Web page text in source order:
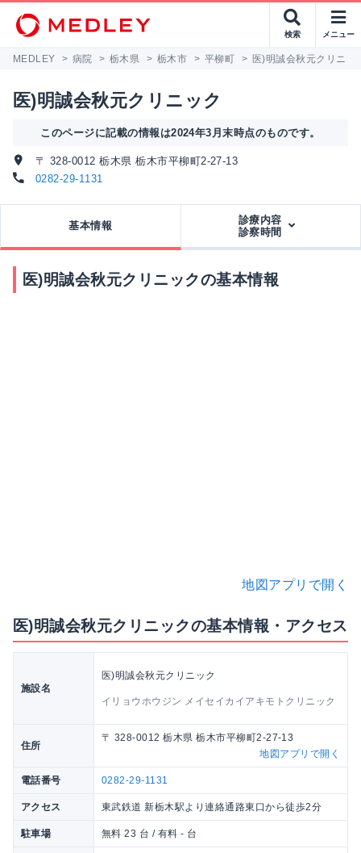
検索 メニュー
MEDLEY > 病院 > 栃木県 > 栃木市 > 平柳町 > 医)明誠会秋元クリニッ
医)明誠会秋元クリニック
このページに記載の情報は2024年3月末時点のものです。
〒 328-0012 栃木県 栃木市平柳町2-27-13
0282-29-1131
基本情報
診療内容
診察時間
医)明誠会秋元クリニックの基本情報
地図アプリで開く
医)明誠会秋元クリニックの基本情報・アクセス
施設名
医)明誠会秋元クリニック
イリョウホウジン メイセイカイアキモトクリニック
住所
〒 328-0012 栃木県 栃木市平柳町2-27-13
地図アプリで開く
電話番号 0282-29-1131
アクセス 東武鉄道 新栃木駅より連絡通路東口から徒歩2分
駐車場 無料 23 台 / 有料 - 台